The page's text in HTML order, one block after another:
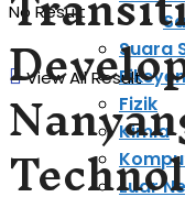
Suara
Fizik
Kimia
Luar
No Result
View All Result